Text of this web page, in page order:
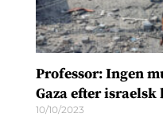
Professor: Ingen
Gaza efter israelsk
10/10/2023